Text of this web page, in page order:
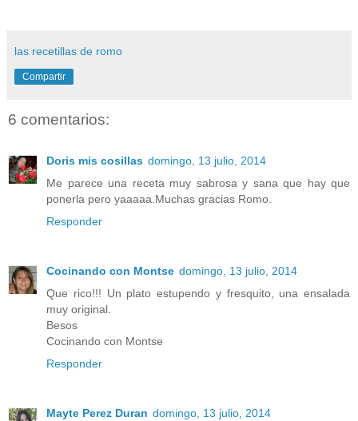
las recetillas de romo
Compartir
6 comentarios:
Doris mis cosillas domingo, 13 julio, 2014
Me parece una receta muy sabrosa y sana que hay que
ponerla pero yaaaaa.Muchas gracias Romo.
Responder
Cocinando con Montse domingo, 13 julio, 2014
Que rico!!! Un plato estupendo y fresquito, una ensalada
muy original.
Besos
Cocinando con Montse
Responder
Mayte Perez Duran domingo, 13 julio, 2014